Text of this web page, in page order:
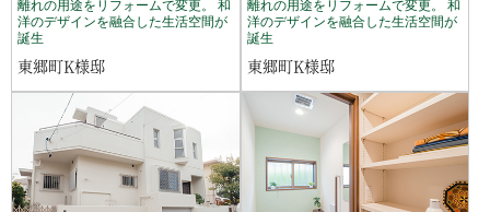
離れの用途をリフォームで変更。 和
洋のデザインを融合した生活空間が
誕生
東郷町K様邸
離れの用途をリフォームで変更。 和
洋のデザインを融合した生活空間が
誕生
東郷町K様邸